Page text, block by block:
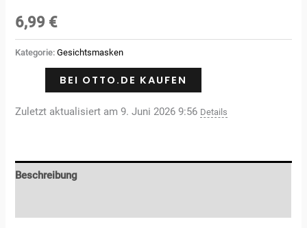
6,99 €
Kategorie:Gesichtsmasken
BEI OTTO.DE KAUFEN
Zuletzt aktualisiert am 9. Juni 2026 9:56 Details
Beschreibung